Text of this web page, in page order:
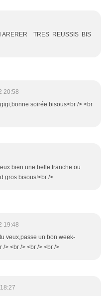
ARERER TRES REUSSIS BIS
20:58
soirée.bisous<br /> <br
bien une belle tranche ou
gros bisous!<br />
19:48
veux,passe un bon week-
/> <br /> <br /> <br />